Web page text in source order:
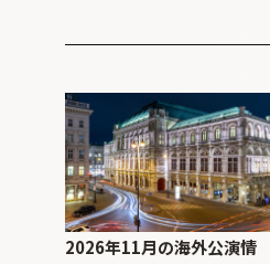
2026年11月の海外公演情